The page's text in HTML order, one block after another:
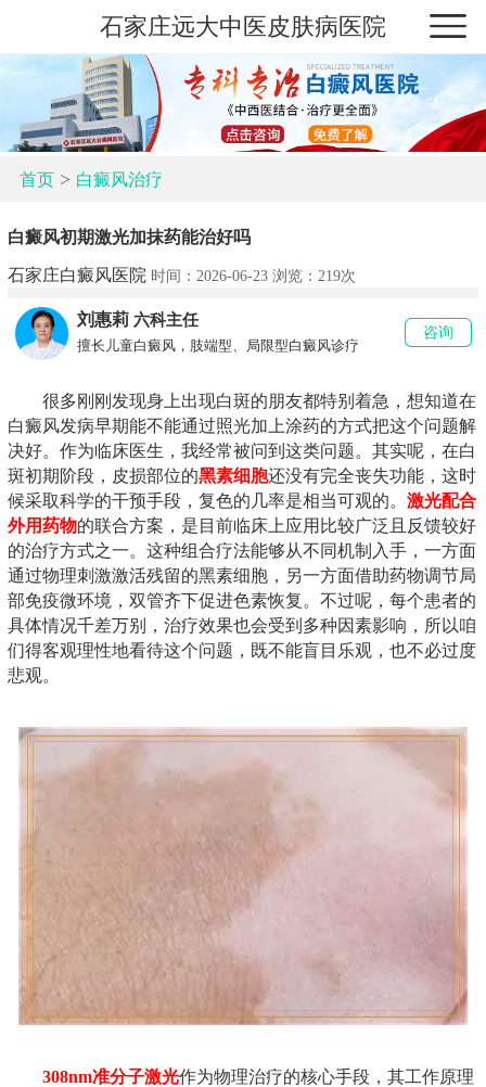
石家庄远大中医皮肤病医院
首页> 白癜风治疗
白癜风初期激光加抹药能治好吗
石家庄白癜风医院 时间：2026-06-23 浏览： 219次
刘惠莉 六科主任
擅长儿童白癜风，肢端型、局限型白癜风诊疗
咨询
很多刚刚发现身上出现白斑的朋友都特别着急，想知道在
白癜风发病早期能不能通过照光加上涂药的方式把这个问题解
决好。作为临床医生，我经常被问到这类问题。其实呢，在白
斑初期阶段，皮损部位的黑素细胞还没有完全丧失功能，这时
候采取科学的干预手段，复色的几率是相当可观的。 激光配合
外用药物的联合方案，是目前临床上应用比较广泛且反馈较好
的治疗方式之一。这种组合疗法能够从不同机制入手，一方面
通过物理刺激激活残留的黑素细胞，另一方面借助药物调节局
部免疫微环境，双管齐下促进色素恢复。不过呢，每个患者的
具体情况千差万别，治疗效果也会受到多种因素影响，所以咱
们得客观理性地看待这个问题，既不能盲目乐观，也不必过度
悲观。
308nm准分子激光作为物理治疗的核心手段，其工作原理